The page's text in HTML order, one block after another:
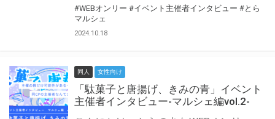
#WEBオンリー #イベント主催者インタビュー #とら
マルシェ
2024.10.18
同人 女性向け
「駄菓子と唐揚げ、きみの青」イベント
主催者インタビュー-マルシェ編vol.2-